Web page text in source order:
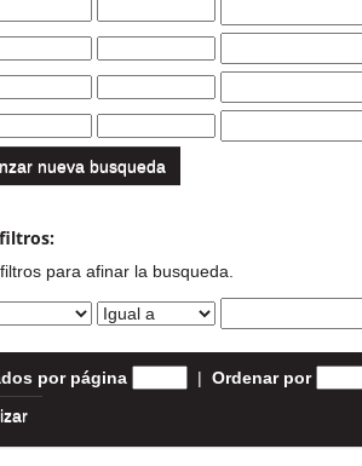
nueva busqueda
para afinar la busqueda.
por página | Ordenar por